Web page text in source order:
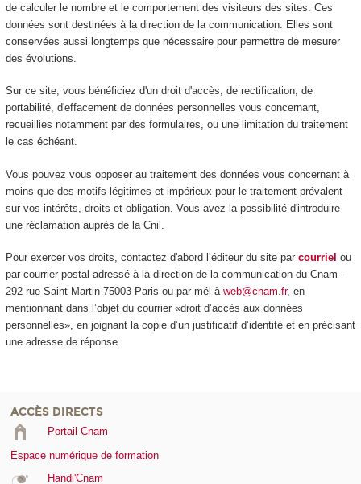
de calculer le nombre et le comportement des visiteurs des sites. Ces
données sont destinées à la direction de la communication. Elles sont
conservées aussi longtemps que nécessaire pour permettre de mesurer
des évolutions.
Sur ce site, vous bénéficiez d'un droit d'accès, de rectification, de
portabilité, d'effacement de données personnelles vous concernant,
recueillies notamment par des formulaires, ou une limitation du traitement
le cas échéant.
Vous pouvez vous opposer au traitement des données vous concernant à
moins que des motifs légitimes et impérieux pour le traitement prévalent
sur vos intérêts, droits et obligation. Vous avez la possibilité d'introduire
une réclamation auprès de la Cnil.
Pour exercer vos droits, contactez d'abord l’éditeur du site par courriel ou
par courrier postal adressé à la direction de la communication du Cnam –
292 rue Saint-Martin 75003 Paris ou par mél à web@cnam.fr, en
mentionnant dans l’objet du courrier «droit d’accès aux données
personnelles», en joignant la copie d’un justificatif d’identité et en précisant
une adresse de réponse.
ACCÈS DIRECTS
Portail Cnam
Espace numérique de formation
Handi'Cnam